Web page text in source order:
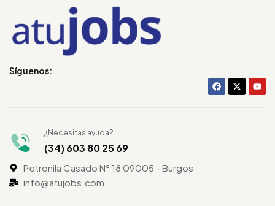
Síguenos:
¿Necesitas ayuda?
(34) 603 80 25 69
Petronila Casado N° 18 09005 - Burgos
info@atujobs.com